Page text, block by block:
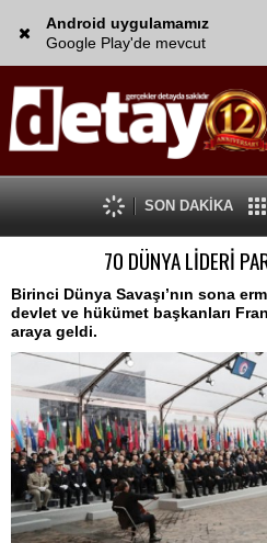
Android uygulamamız
Google Play'de mevcut
SON DAKİKA
70 DÜNYA LİDERİ
Birinci Dünya Savaşı’nın sona
devlet ve hükümet başkanları
araya geldi.